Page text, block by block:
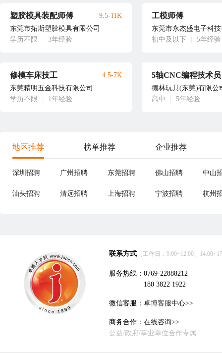
塑胶模具装配师傅
东莞市拓斯塑胶模具有限公司
学历不限
3年经验
9.5-11K 工模师傅
东莞市永杰盛电子科
初中及以下
5年经验
修模车床技工
东莞精明五金科技有限公司
学历不限
1年经验
4.5-7K 5轴CNC编程技术员
德林玩具(东莞)有限公
高中
5年经验
地区推荐 榜单推荐 企业推荐
深圳招聘 广州招聘 东莞招聘 佛山招聘 中山
汕头招聘 清远招聘 上海招聘 宁波招聘 杭州
联系方式 （工作日：9:00~12:00、
服务热线：0769-22888212
180 3822 1922
微信客服： 卓博客服中心>>
商务合作： 在线咨询>>
公益/政府/事业单位合作专属